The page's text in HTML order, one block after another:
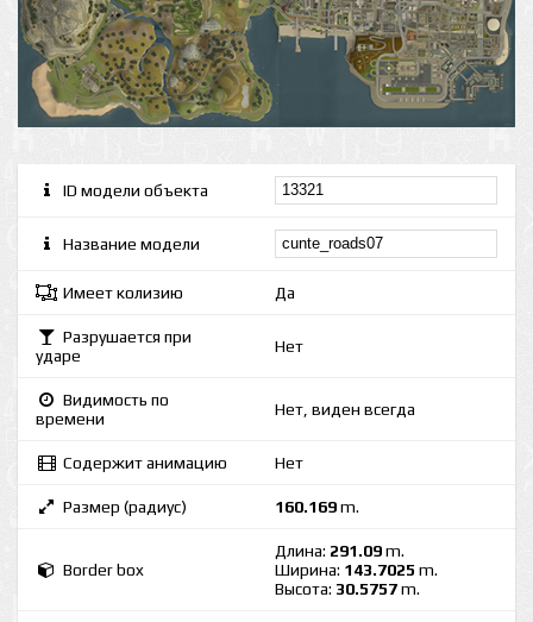
ID модели объекта
Название модели
Имеет колизию Да
Разрушается при
ударе
Нет
Видимость по
времени
Нет, виден всегда
Содержит анимацию Нет
Размер (радиус) 160.169m.
Border box
Длина: 291.09m.
Ширина: 143.7025 m.
Высота: 30.5757m.